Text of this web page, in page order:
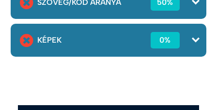
SZÖVEG/KÓD ARÁNYA 50%
KÉPEK 0%